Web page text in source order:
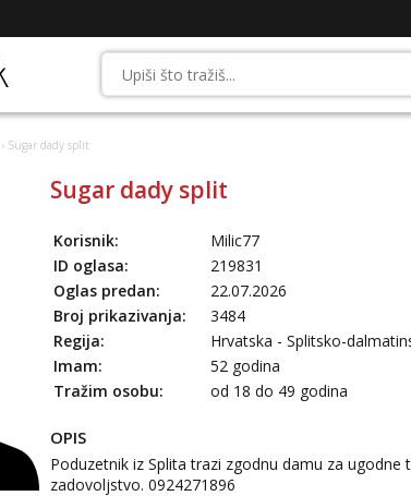
› Sugar dady split
Sugar dady split
Korisnik:
Milic77
ID oglasa:
219831
Oglas predan:
22.07.2026
Broj prikazivanja:
3484
Regija:
Hrvatska - Splitsko-
Imam:
52 godina
Tražim osobu:
od 18 do 49 godina
OPIS
Poduzetnik iz Splita trazi zgodnu damu za ugodne
zadovoljstvo. 0924271896